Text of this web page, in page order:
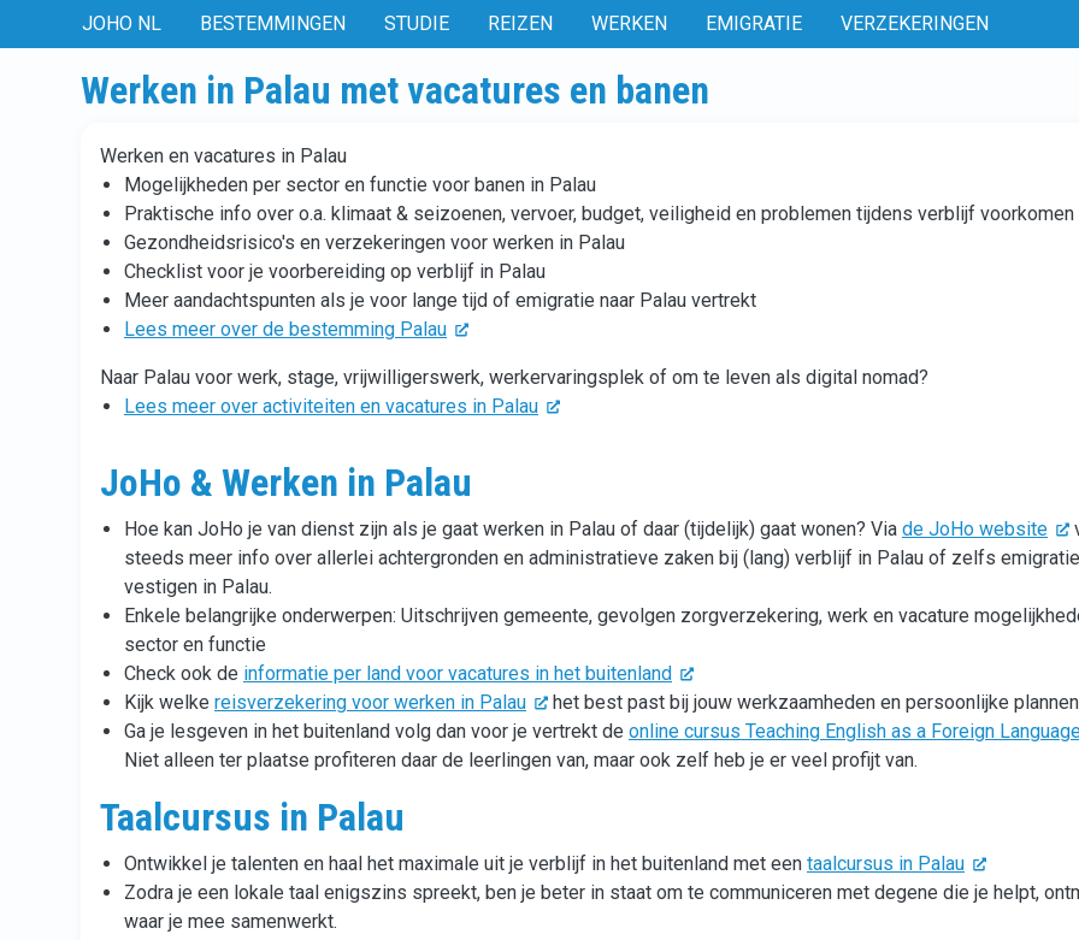
JOHO NL BESTEMMINGEN STUDIE REIZEN WERKEN EMIGRATIE VERZEKERINGEN
Werken in Palau met vacatures en banen
Werken en vacatures in Palau
Mogelijkheden per sector en functie voor banen in Palau
Praktische info over o.a. klimaat & seizoenen, vervoer, budget, veiligheid en problemen tijdens verblijf voorkomen
Gezondheidsrisico's en verzekeringen voor werken in Palau
Checklist voor je voorbereiding op verblijf in Palau
Meer aandachtspunten als je voor lange tijd of emigratie naar Palau vertrekt
Lees meer over de bestemming Palau
Naar Palau voor werk, stage, vrijwilligerswerk, werkervaringsplek of om te leven als digital nomad?
Lees meer over activiteiten en vacatures in Palau
JoHo & Werken in Palau
Hoe kan JoHo je van dienst zijn als je gaat werken in Palau of daar (tijdelijk) gaat wonen? Via de JoHo website
steeds meer info over allerlei achtergronden en administratieve zaken bij (lang) verblijf in Palau of zelfs
vestigen in Palau.
Enkele belangrijke onderwerpen: Uitschrijven gemeente, gevolgen zorgverzekering, werk en vacature
sector en functie
Check ook de informatie per land voor vacatures in het buitenland
Kijk welke reisverzekering voor werken in Palau
het best past bij jouw werkzaamheden en persoonlijke plannen
Ga je lesgeven in het buitenland volg dan voor je vertrekt de online cursus Teaching English as a Foreign
Niet alleen ter plaatse profiteren daar de leerlingen van, maar ook zelf heb je er veel profijt van.
Taalcursus in Palau
Ontwikkel je talenten en haal het maximale uit je verblijf in het buitenland met een taalcursus in Palau
Zodra je een lokale taal enigszins spreekt, ben je beter in staat om te communiceren met degene die je helpt,
waar je mee samenwerkt.